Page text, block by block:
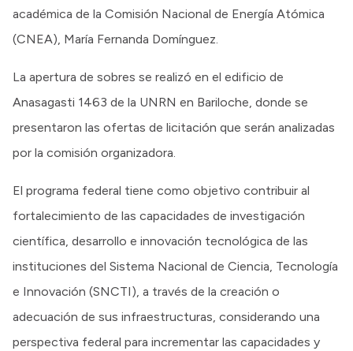
académica de la Comisión Nacional de Energía Atómica
(CNEA), María Fernanda Domínguez.
La apertura de sobres se realizó en el edificio de
Anasagasti 1463 de la UNRN en Bariloche, donde se
presentaron las ofertas de licitación que serán analizadas
por la comisión organizadora.
El programa federal tiene como objetivo contribuir al
fortalecimiento de las capacidades de investigación
científica, desarrollo e innovación tecnológica de las
instituciones del Sistema Nacional de Ciencia, Tecnología
e Innovación (SNCTI), a través de la creación o
adecuación de sus infraestructuras, considerando una
perspectiva federal para incrementar las capacidades y